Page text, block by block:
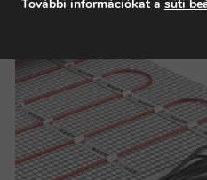
További információkat a süti